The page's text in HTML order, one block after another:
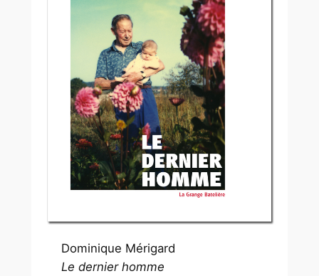
Dominique Mérigard
Le dernier homme